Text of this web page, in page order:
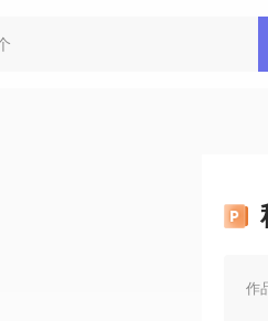
作